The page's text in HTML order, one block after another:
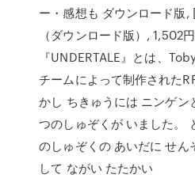
ー・感想も ダウンロード版
（ダウンロード版）, 1,502
『UNDERTALE』とは、
チームによって制作された
かし ちきゅうには ニンゲン
つのしゅぞくが いました。
のしゅぞくの あいだに せん
して ながい たたかい